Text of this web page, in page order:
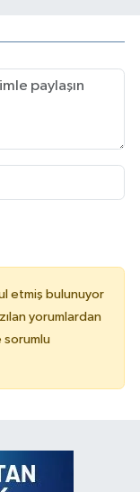
etmiş bulunuyor
yorumlardan
sorumlu